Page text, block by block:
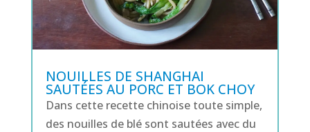
NOUILLES DE SHANGHAI
SAUTÉES AU PORC ET BOK CHOY
Dans cette recette chinoise toute simple,
des nouilles de blé sont sautées avec du